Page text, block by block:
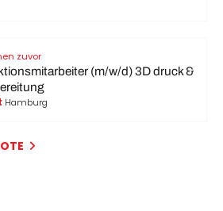
zuvor
(m/w/d) 3D druck &
Hamburg